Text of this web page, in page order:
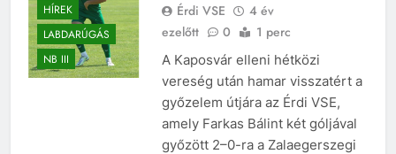
HÍREK
LABDARÚGÁS
NB III
Érdi VSE
4 év
ezelőtt
0 1 perc
A Kaposvár elleni hétközi
vereség után hamar visszatért a
győzelem útjára az Érdi VSE,
amely Farkas Bálint két góljával
győzött 2–0-ra a Zalaegerszegi